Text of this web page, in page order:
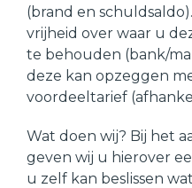
(brand en
vrijheid over waar u
te behouden (bank/
deze kan opzeggen
voordeeltarief
Wat doen wij? Bij het
geven wij u hierover
u zelf kan beslissen